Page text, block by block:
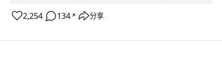
2,254 134 ↗ 分享